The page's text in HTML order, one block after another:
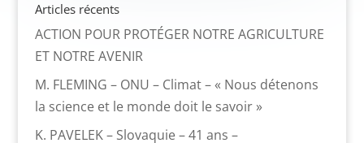
Articles récents
ACTION POUR PROTÉGER NOTRE AGRICULTURE
ET NOTRE AVENIR
M. FLEMING – ONU – Climat – « Nous détenons
la science et le monde doit le savoir »
K. PAVELEK – Slovaquie – 41 ans –